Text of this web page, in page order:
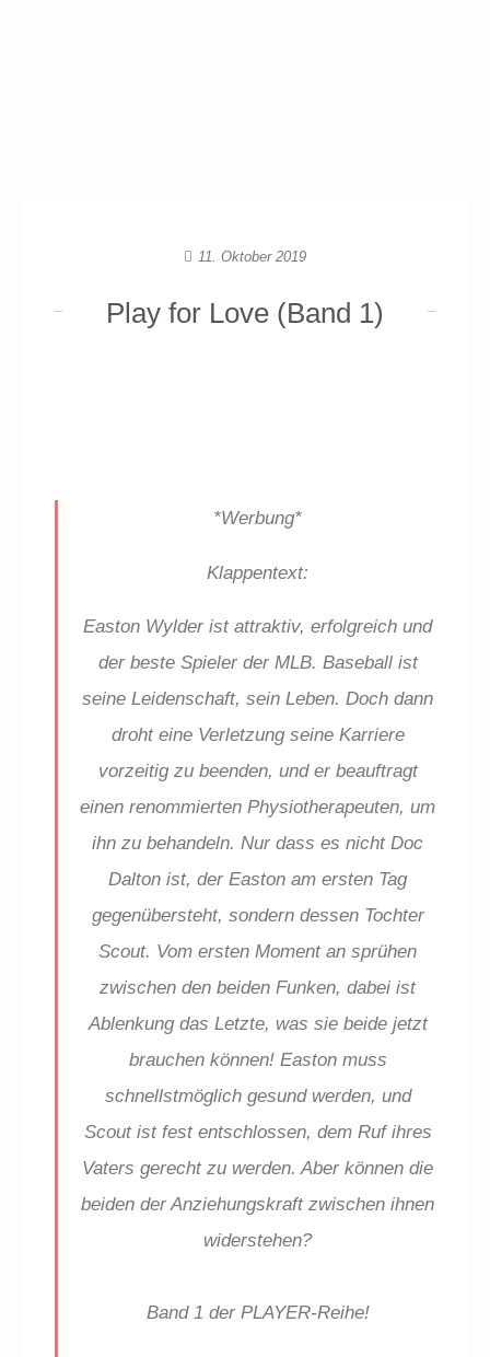
11. Oktober 2019
Play for Love (Band 1)
*Werbung*
Klappentext:
Easton Wylder ist attraktiv, erfolgreich und
der beste Spieler der MLB. Baseball ist
seine Leidenschaft, sein Leben. Doch dann
droht eine Verletzung seine Karriere
vorzeitig zu beenden, und er beauftragt
einen renommierten Physiotherapeuten, um
ihn zu behandeln. Nur dass es nicht Doc
Dalton ist, der Easton am ersten Tag
gegenübersteht, sondern dessen Tochter
Scout. Vom ersten Moment an sprühen
zwischen den beiden Funken, dabei ist
Ablenkung das Letzte, was sie beide jetzt
brauchen können! Easton muss
schnellstmöglich gesund werden, und
Scout ist fest entschlossen, dem Ruf ihres
Vaters gerecht zu werden. Aber können die
beiden der Anziehungskraft zwischen ihnen
widerstehen?
Band 1 der PLAYER-Reihe!